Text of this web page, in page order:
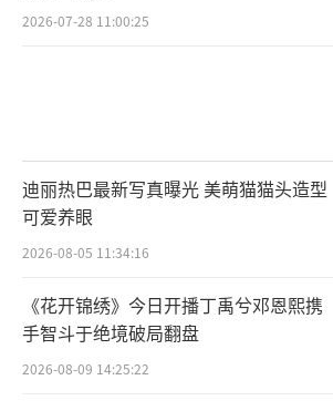
2026-07-28 11:00:25
迪丽热巴最新写真曝光 美萌猫猫头造型
可爱养眼
2026-08-05 11:34:16
《花开锦绣》今日开播丁禹兮邓恩熙携
手智斗于绝境破局翻盘
2026-08-09 14:25:22